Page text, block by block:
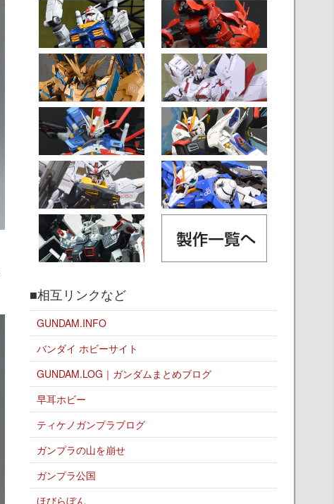
■相互リンクなど
GUNDAM.INFO
バンダイ ホビーサイト
GUNDAM.LOG｜ガンダムまとめブログ
早耳ホビー
ティケノガンプラブログ
ガンプラの山を崩せ
ガンプラ公国
ほびらぼん